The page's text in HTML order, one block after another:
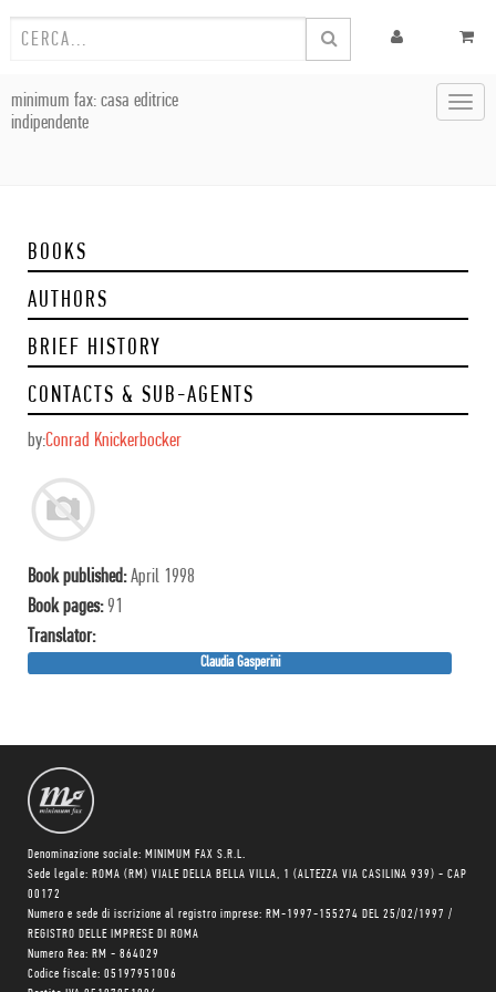
minimum fax: casa editrice
indipendente
BOOKS
AUTHORS
BRIEF HISTORY
CONTACTS & SUB-AGENTS
by:Conrad Knickerbocker
Book published:April 1998
Book pages: 91
Translator:
Claudia Gasperini
Denominazione sociale: MINIMUM FAX S.R.L.
Sede legale: ROMA (RM) VIALE DELLA BELLA VILLA, 1 (ALTEZZA VIA CASILINA 939) - CAP
00172
Numero e sede di iscrizione al registro imprese: RM-1997-155274 DEL 25/02/1997 /
REGISTRO DELLE IMPRESE DI ROMA
Numero Rea: RM - 864029
Codice fiscale: 05197951006